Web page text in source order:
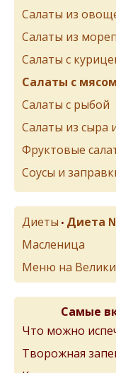
Салаты из
Салаты из
Салаты с
Салаты с мясом
Салаты с рыбой
Салаты из сыра
Фруктовые
Соусы и
Диеты • Диета
Масленица
Меню на
Самые
Что можно
Творожная